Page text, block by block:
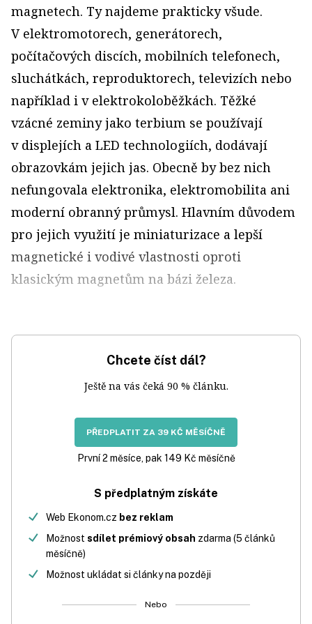
magnetech. Ty najdeme prakticky všude.
V elektromotorech, generátorech,
počítačových discích, mobilních telefonech,
sluchátkách, reproduktorech, televizích nebo
například i v elektrokoloběžkách. Těžké
vzácné zeminy jako terbium se používají
v displejích a LED technologiích, dodávají
obrazovkám jejich jas. Obecně by bez nich
nefungovala elektronika, elektromobilita ani
moderní obranný průmysl. Hlavním důvodem
pro jejich využití je miniaturizace a lepší
magnetické i vodivé vlastnosti oproti
klasickým magnetům na bázi železa.
Chcete číst dál?
Ještě na vás čeká 90 % článku.
PŘEDPLATIT ZA 39 KČ MĚSÍČNĚ
První 2 měsíce, pak 149 Kč měsíčně
S předplatným získáte
Web Ekonom.cz bez reklam
Možnost sdílet prémiový obsah zdarma (5 článků
měsíčně)
Možnost ukládat si články na později
Nebo